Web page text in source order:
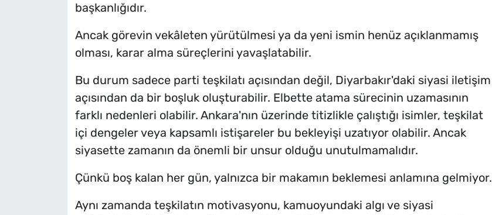
başkanlığıdır.
Ancak görevin vekâleten yürütülmesi ya da yeni ismin henüz açıklanmamış
olması, karar alma süreçlerini yavaşlatabilir.
Bu durum sadece parti teşkilatı açısından değil, Diyarbakır'daki siyasi iletişim
açısından da bir boşluk oluşturabilir. Elbette atama sürecinin uzamasının
farklı nedenleri olabilir. Ankara'nın üzerinde titizlikle çalıştığı isimler, teşkilat
içi dengeler veya kapsamlı istişareler bu bekleyişi uzatıyor olabilir. Ancak
siyasette zamanın da önemli bir unsur olduğu unutulmamalıdır.
Çünkü boş kalan her gün, yalnızca bir makamın beklemesi anlamına gelmiyor.
Aynı zamanda teşkilatın motivasyonu, kamuoyundaki algı ve siyasi